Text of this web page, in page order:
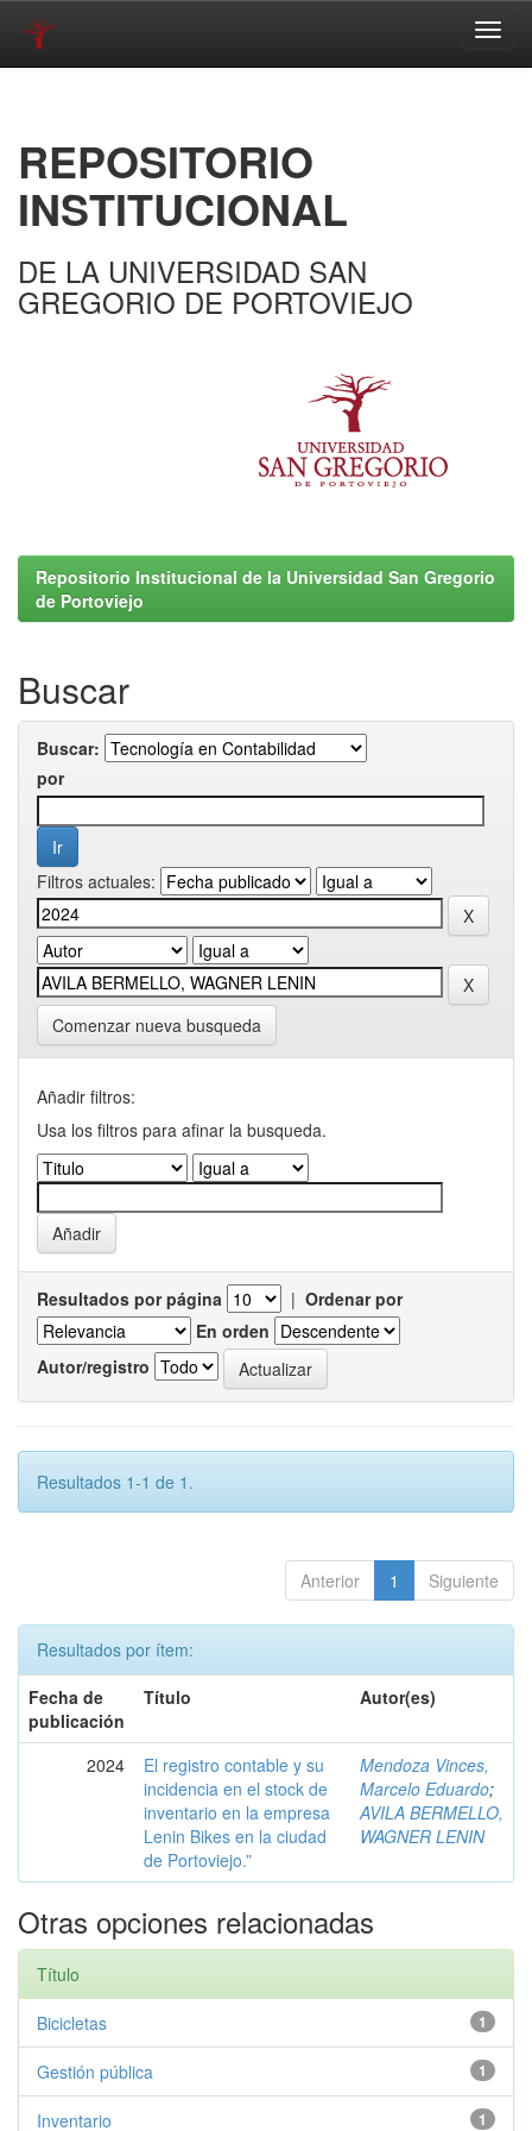
REPOSITORIO
INSTITUCIONAL
DE LA UNIVERSIDAD SAN
GREGORIO DE PORTOVIEJO
Repositorio Institucional de la Universidad San Gregorio
de Portoviejo
Buscar
Buscar:
por
Filtros actuales:
Comenzar nueva busqueda
Añadir filtros:
Usa los filtros para afinar la busqueda.
Resultados por página | Ordenar por
En orden
Autor/registro
Resultados 1-1 de 1.
Anterior 1 Siguiente
Resultados por ítem:
Fecha de
publicación
Título Autor(es)
2024
El registro contable y su
incidencia en el stock de
inventario en la empresa
Lenin Bikes en la ciudad
de Portoviejo.”
Mendoza Vinces,
Marcelo Eduardo;
AVILA BERMELLO,
WAGNER LENIN
Otras opciones relacionadas
Título
1
Bicicletas
1
Gestión pública
1
Inventario